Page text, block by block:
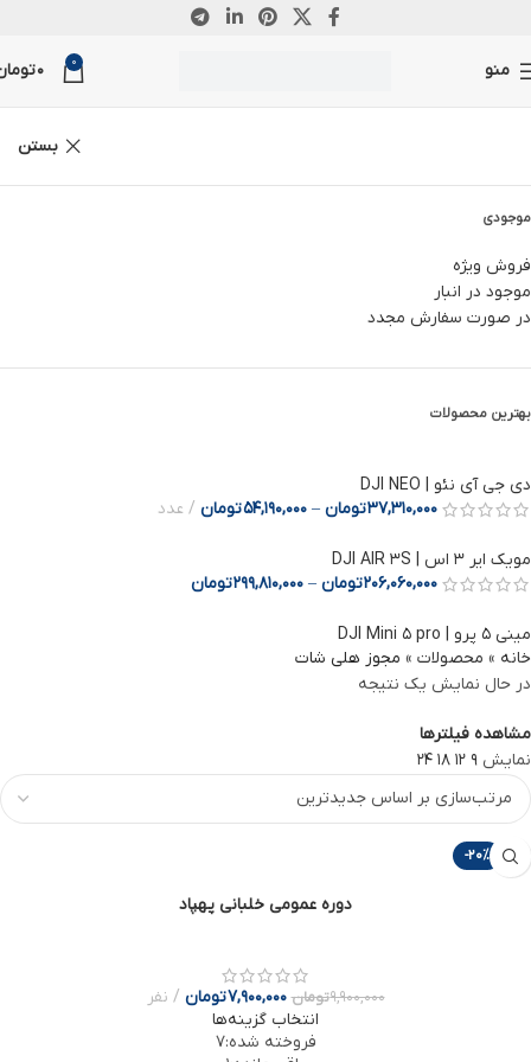
منو 0
0
بستن
موجودی
فروش ویژه
موجود در انبار
در صورت سفارش مجدد
بهترین محصولات
دی جی آی نئو | DJI NEO
37,310,000تومان –
54,190,000تومان عدد
مویک ایر 3 اس | DJI AIR 3S
206,060,000تومان –
299,810,000تومان
مینی ۵ پرو | DJI Mini ۵ pro
خانه » محصولات » مجوز هلی شات
در حال نمایش یک نتیجه
مشاهده فیلترها
نمایش 9
12
18
24
-20%
دوره عمومی خلبانی پهپاد
9,900,000تومان 7,900,000تومان
نفر
انتخاب گزینه‌ها
فروخته شده:7